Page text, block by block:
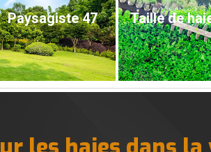
Paysagiste 47 Taille de